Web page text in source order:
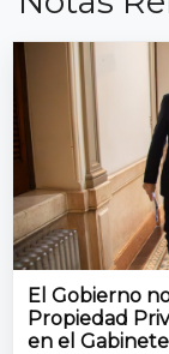
El Gobierno
Propiedad
en el Gabinete